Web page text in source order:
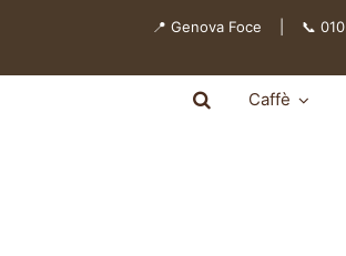
📍 Genova Foce | 📞
Caffè